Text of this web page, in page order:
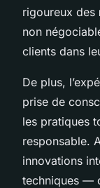
rigoureux des
non
clients dans
De plus,
prise de
les pratiques
responsable.
innovations
techniques —